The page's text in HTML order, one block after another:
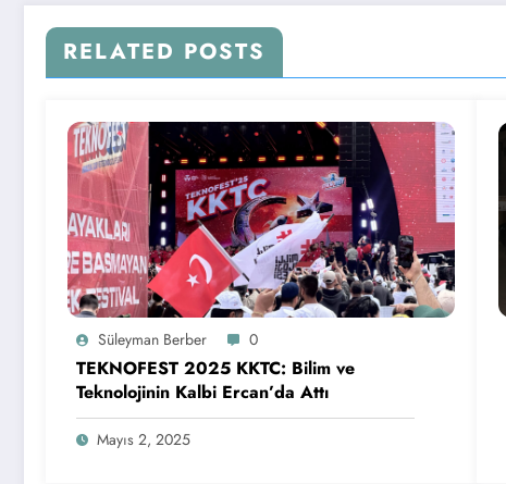
RELATED POSTS
Süleyman Berber 0
TEKNOFEST 2025 KKTC: Bilim ve
Teknolojinin Kalbi Ercan’da Attı
Mayıs 2, 2025